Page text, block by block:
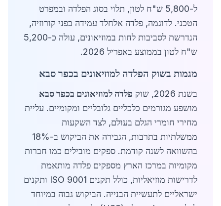
ל-5,800 ש"ח לטון, תלוי בסוג הפלדה ובמפרט
הטכני. לדוגמה, פלדה אלחלד עמידה בפני קורוזיה,
הנדרשת לסביבות לחות במוזיאונים, עולה כ-5,200
ש"ח לטון בממוצע באפריל 2026.
מגמות בשוק הפלדה למוזיאונים בכפר סבא
בשנת 2026, שוק
פלדה למוזיאונים בכפר סבא
מושפע מגורמים כלכליים גלובליים ומקומיים. עליית
מחירי חומרי הגלם בעולם, לצד השקעות
ממשלתיות בתרבות, הגבירה את הביקוש ב-18%
בהשוואה לשנה קודמת. ספקים מובילים כמו חברות
מקומיות במרכז הארץ מספקים פלדה מותאמת
לדרישות מוזיאליות, כולל תקנים ISO 9001 ותקנים
ישראליים לתעשיית הבנייה. הביקוש גבוה במיוחד